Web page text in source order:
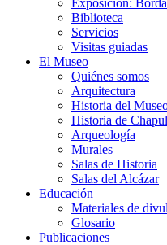
Exposición:
Biblioteca
Servicios
Visitas guiadas
El Museo
Quiénes somos
Arquitectura
Historia del
Historia de
Arqueología
Murales
Salas de Historia
Salas del Alcázar
Educación
Materiales de
Glosario
Publicaciones